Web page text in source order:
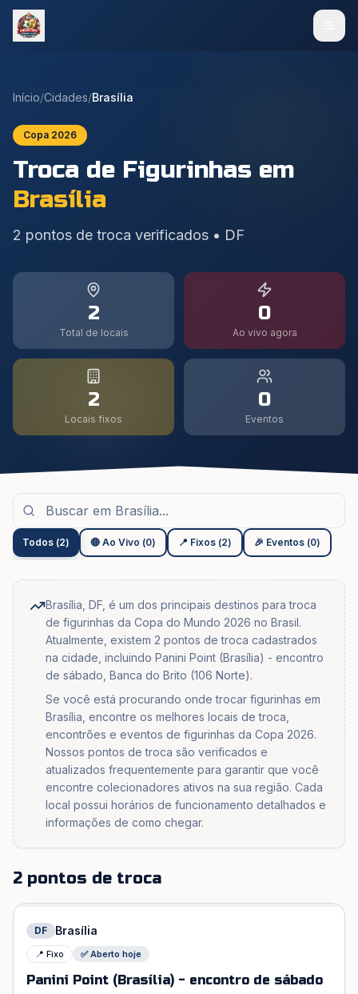
Início/Cidades/Brasília
Copa 2026
Troca de Figurinhas em
Brasília
2 pontos de troca verificados • DF
2
Total de locais
0
Ao vivo agora
2
Locais fixos
0
Eventos
Todos (2) 🔴 Ao Vivo (0) 📍 Fixos (2) 🎉 Eventos (0)
Brasília, DF, é um dos principais destinos para troca
de figurinhas da Copa do Mundo 2026 no Brasil.
Atualmente, existem 2 pontos de troca cadastrados
na cidade, incluindo Panini Point (Brasília) - encontro
de sábado, Banca do Brito (106 Norte).
Se você está procurando onde trocar figurinhas em
Brasília, encontre os melhores locais de troca,
encontrões e eventos de figurinhas da Copa 2026.
Nossos pontos de troca são verificados e
atualizados frequentemente para garantir que você
encontre colecionadores ativos na sua região. Cada
local possui horários de funcionamento detalhados e
informações de como chegar.
2 pontos de troca
DF Brasília
📍 Fixo ✅ Aberto hoje
Panini Point (Brasília) - encontro de sábado